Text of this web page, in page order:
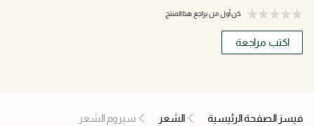
كن أول من يراجع هذا المنتج
اكتب مراجعة
فيسز الصفحة الرئيسية الشعر سيروم الشعر